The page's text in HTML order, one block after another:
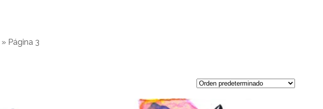
» Página 3